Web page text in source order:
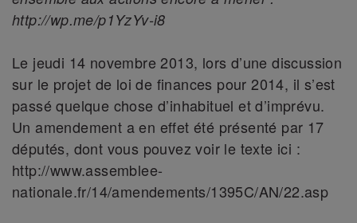
http://wp.me/p1YzYv-i8
Le jeudi 14 novembre 2013, lors d’une discussion
sur le projet de loi de finances pour 2014, il s’est
passé quelque chose d’inhabituel et d’imprévu.
Un amendement a en effet été présenté par 17
députés, dont vous pouvez voir le texte ici :
http://www.assemblee-
nationale.fr/14/amendements/1395C/AN/22.asp